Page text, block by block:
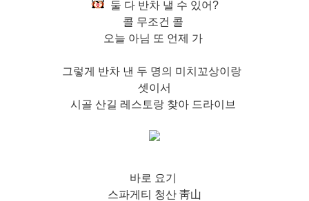
둘 다 반차 낼 수 있어?
콜 무조건 콜
오늘 아님 또 언제 가
그렇게 반차 낸 두 명의 미치꼬상이랑
셋이서
시골 산길 레스토랑 찾아 드라이브
바로 요기
스파게티 청산 靑山